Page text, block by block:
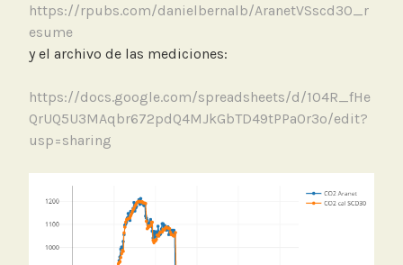
https://rpubs.com/danielbernalb/AranetVSscd30_r
esume
y el archivo de las mediciones:
https://docs.google.com/spreadsheets/d/1O4R_fHe
QrUQ5U3MAqbr672pdQ4MJkGbTD49tPPa0r3o/edit?
usp=sharing